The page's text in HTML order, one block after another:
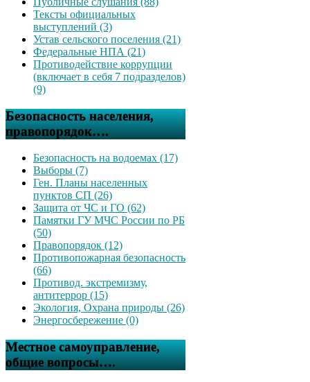
Тексты официальных
выступлений (3)
Устав сельского поселения (21)
Федеральные НПА (21)
Противодействие коррупции
(включает в себя 7 подразделов)
(9)
Безопасность населения,
правопорядок….
Безопасность на водоемах (17)
Выборы (7)
Ген. Планы населенных
пунктов СП (26)
Защита от ЧС и ГО (62)
Памятки ГУ МЧС России по РБ
(50)
Правопорядок (12)
Противопожарная безопасность
(66)
Противод. экстремизму,
антитеррор (15)
Экология, Охрана природы (26)
Энергосбережение (0)
Местное самоуправление,
общие вопросы….